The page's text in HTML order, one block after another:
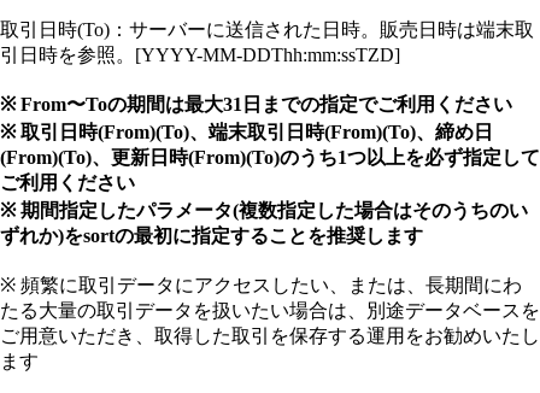
取引日時(To)：サーバーに送信された日時。販売日時は端末取
引日時を参照。[YYYY-MM-DDThh:mm:ssTZD]
※ From〜Toの期間は最大31日までの指定でご利用ください
※ 取引日時(From)(To)、端末取引日時(From)(To)、締め日
(From)(To)、更新日時(From)(To)のうち1つ以上を必ず指定して
ご利用ください
※ 期間指定したパラメータ(複数指定した場合はそのうちのい
ずれか)をsortの最初に指定することを推奨します
※ 頻繁に取引データにアクセスしたい、または、長期間にわ
たる大量の取引データを扱いたい場合は、別途データベースを
ご用意いただき、取得した取引を保存する運用をお勧めいたし
ます